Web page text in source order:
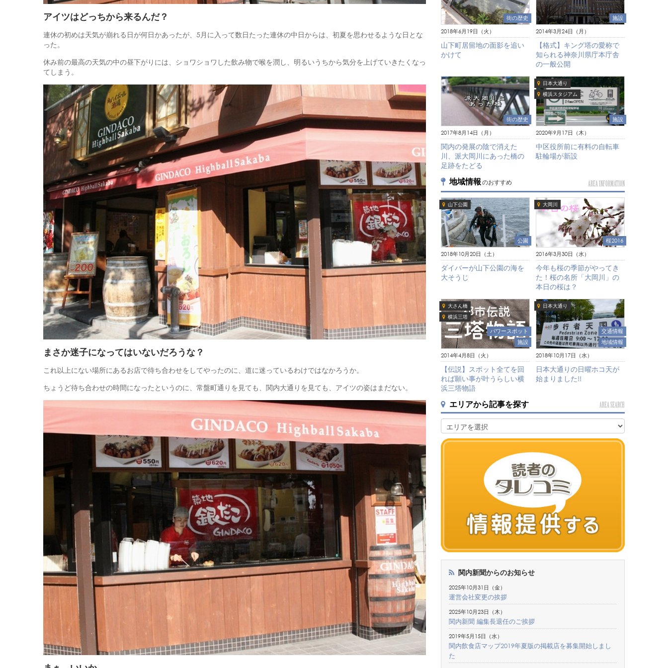
アイツはどっちから来るんだ？
連休の初めは天気が崩れる日が何日かあったが、5月に入って数日たった連休の中日からは、初夏を思わせるような日とな
った。
休み前の最高の天気の中の昼下がりには、ショワショワした飲み物で喉を潤し、明るいうちから気分を上げていきたくなっ
てしまう。
まさか迷子になってはいないだろうな？
これ以上にない場所にあるお店で待ち合わせをしてやったのに、道に迷っているわけではなかろうか。
ちょうど待ち合わせの時間になったというのに、常盤町通りを見ても、関内大通りを見ても、アイツの姿はまだない。
街の歴史
2018年6月19日（火）
山下町居留地の面影を追い
かけて
施設
2014年3月24日（月）
【格式】キング塔の愛称で
知られる神奈川県庁本庁舎
の一般公開
街の歴史
2017年8月14日（月）
関内の発展の陰で消えた
川、派大岡川にあった橋の
足跡をたどる
日本大通り
横浜スタジアム
施設
2020年9月17日（木）
中区役所前に有料の自転車
駐輪場が新設
地域情報 のおすすめ AREA INFORMATION
山下公園
公園
2018年10月20日（土）
ダイバーが山下公園の海を
大そうじ
大岡川
桜2016
2016年3月30日（水）
今年も桜の季節がやってき
た！桜の名所「大岡川」の
本日の桜は？
大さん橋
横浜三塔
パワースポット
施設
2014年4月8日（火）
【伝説】スポット全てを回
れば願い事が叶うらしい横
浜三塔物語
日本大通り
交通情報
地域情報
2018年10月17日（水）
日本大通りの日曜ホコ天が
始まりました!!
エリアから記事を探す AREA SEARCH
関内新聞からのお知らせ
2025年10月31日（金）
運営会社変更の挨拶
2025年10月23日（木）
関内新聞 編集長退任のご挨拶
2019年5月15日（水）
関内飲食店マップ2019年夏版の掲載店を募集開始しまし
た